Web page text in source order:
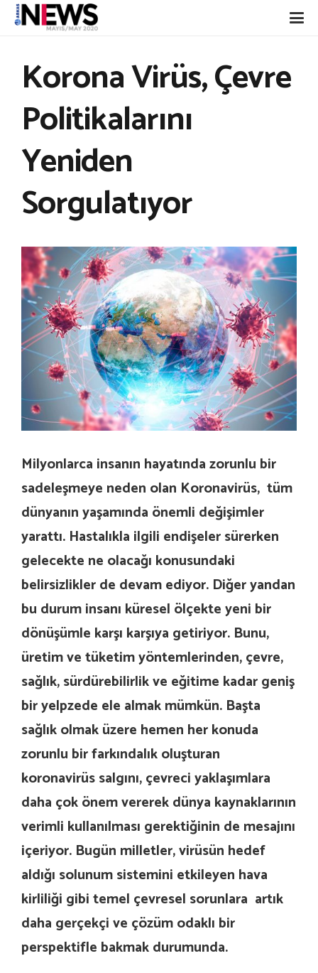
Korona Virüs, Çevre
Politikalarını
Yeniden
Sorgulatıyor
Milyonlarca insanın hayatında zorunlu bir
sadeleşmeye neden olan Koronavirüs, tüm
dünyanın yaşamında önemli değişimler
yarattı. Hastalıkla ilgili endişeler sürerken
gelecekte ne olacağı konusundaki
belirsizlikler de devam ediyor. Diğer yandan
bu durum insanı küresel ölçekte yeni bir
dönüşümle karşı karşıya getiriyor. Bunu,
üretim ve tüketim yöntemlerinden, çevre,
sağlık, sürdürebilirlik ve eğitime kadar geniş
bir yelpzede ele almak mümkün. Başta
sağlık olmak üzere hemen her konuda
zorunlu bir farkındalık oluşturan
koronavirüs salgını, çevreci yaklaşımlara
daha çok önem vererek dünya kaynaklarının
verimli kullanılması gerektiğinin de mesajını
içeriyor. Bugün milletler, virüsün hedef
aldığı solunum sistemini etkileyen hava
kirliliği gibi temel çevresel sorunlara artık
daha gerçekçi ve çözüm odaklı bir
perspektifle bakmak durumunda.